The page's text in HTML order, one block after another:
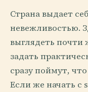
Страна выдает
невежливостью.
выглядеть
задать
сразу поймут,
Если же начать с